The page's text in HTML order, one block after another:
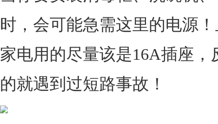
时，会可能急需这里的电源
家电用的尽量该是16A插座，
的就遇到过短路事故！